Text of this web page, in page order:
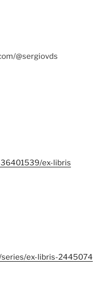
@sergiovds
ex-libris
series/ex-libris-2445074